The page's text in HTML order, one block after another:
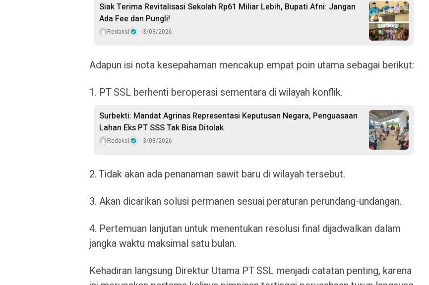
Siak Terima Revitalisasi Sekolah Rp61 Miliar Lebih, Bupati Afni: Jangan
Ada Fee dan Pungli!
Redaksi 3/08/2026
Adapun isi nota kesepahaman mencakup empat poin utama sebagai berikut:
1. PT SSL berhenti beroperasi sementara di wilayah konflik.
Surbekti: Mandat Agrinas Representasi Keputusan Negara, Penguasaan
Lahan Eks PT SSS Tak Bisa Ditolak
Redaksi 3/08/2026
2. Tidak akan ada penanaman sawit baru di wilayah tersebut.
3. Akan dicarikan solusi permanen sesuai peraturan perundang-undangan.
4. Pertemuan lanjutan untuk menentukan resolusi final dijadwalkan dalam
jangka waktu maksimal satu bulan.
Kehadiran langsung Direktur Utama PT SSL menjadi catatan penting, karena